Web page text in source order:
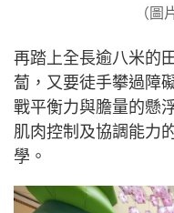
（圖
再踏上全長逾八米的
蔔，又要徒手攀過障
戰平衡力與膽量的懸
肌肉控制及協調能力
學。